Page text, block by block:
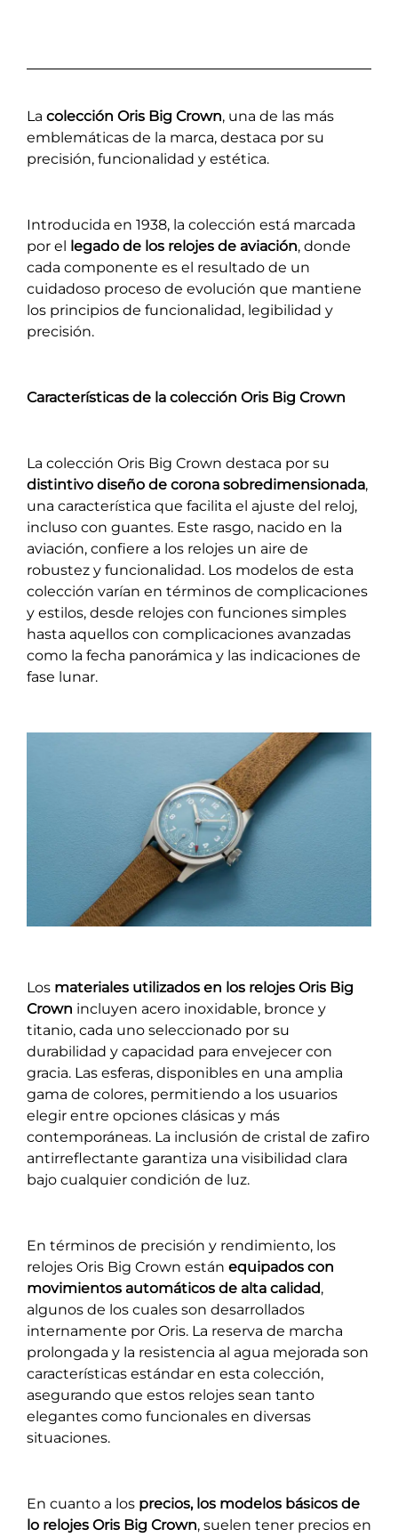
La colección Oris Big Crown, una de las más
emblemáticas de la marca, destaca por su
precisión, funcionalidad y estética.
Introducida en 1938, la colección está marcada
por el legado de los relojes de aviación, donde
cada componente es el resultado de un
cuidadoso proceso de evolución que mantiene
los principios de funcionalidad, legibilidad y
precisión.
Características de la colección Oris Big Crown
La colección Oris Big Crown destaca por su
distintivo diseño de corona sobredimensionada,
una característica que facilita el ajuste del reloj,
incluso con guantes. Este rasgo, nacido en la
aviación, confiere a los relojes un aire de
robustez y funcionalidad. Los modelos de esta
colección varían en términos de complicaciones
y estilos, desde relojes con funciones simples
hasta aquellos con complicaciones avanzadas
como la fecha panorámica y las indicaciones de
fase lunar.
Los materiales utilizados en los relojes Oris Big
Crown incluyen acero inoxidable, bronce y
titanio, cada uno seleccionado por su
durabilidad y capacidad para envejecer con
gracia. Las esferas, disponibles en una amplia
gama de colores, permitiendo a los usuarios
elegir entre opciones clásicas y más
contemporáneas. La inclusión de cristal de zafiro
antirreflectante garantiza una visibilidad clara
bajo cualquier condición de luz.
En términos de precisión y rendimiento, los
relojes Oris Big Crown están equipados con
movimientos automáticos de alta calidad,
algunos de los cuales son desarrollados
internamente por Oris. La reserva de marcha
prolongada y la resistencia al agua mejorada son
características estándar en esta colección,
asegurando que estos relojes sean tanto
elegantes como funcionales en diversas
situaciones.
En cuanto a los precios, los modelos básicos de
lo relojes Oris Big Crown, suelen tener precios en